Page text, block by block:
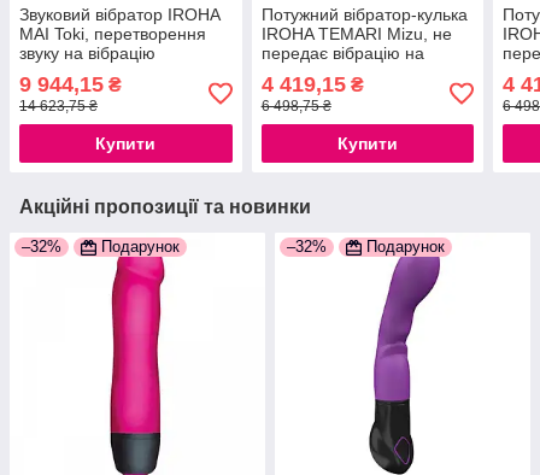
Звуковий вібратор IROHA
MAI Toki, перетворення
звуку на вібрацію
9 944,15 ₴
14 623,75 ₴
Купити
Потужний вібратор-кулька
IROHA TEMARI Mizu, не
передає вібрацію на
4 419,15₴
6 498,75 ₴
Купити
4
6
Акційні пропозиції та новинки
–32% Подарунок –32% Подарунок